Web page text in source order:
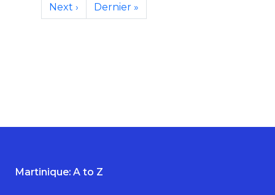
Next page
Next › Last page
Dernier »
Martinique: A to Z